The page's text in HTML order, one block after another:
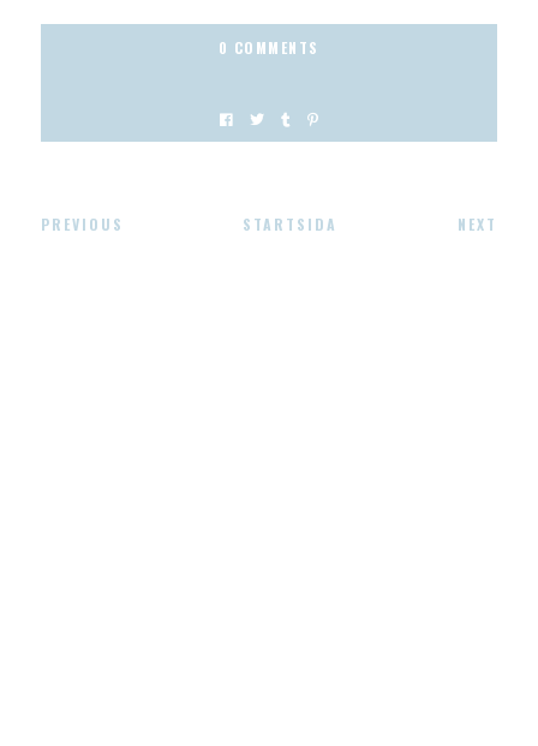
0 COMMENTS
PREVIOUS STARTSIDA NEXT